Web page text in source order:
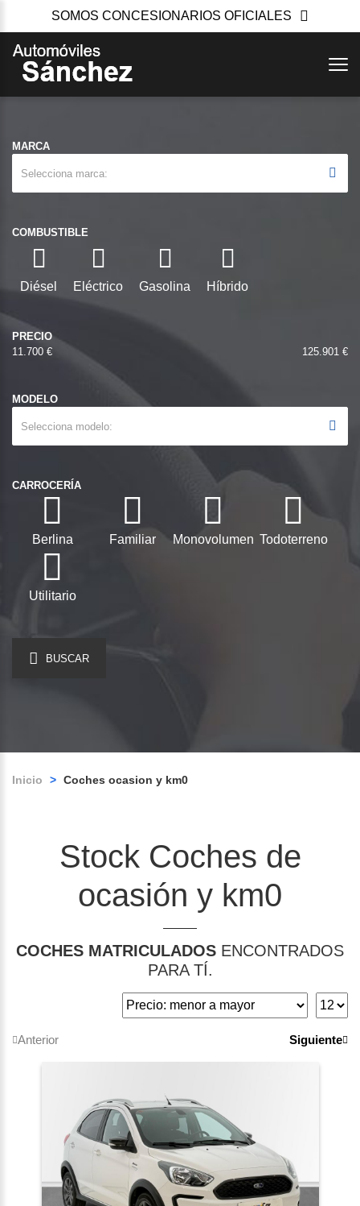
SOMOS CONCESIONARIOS OFICIALES
MARCA
Selecciona marca
COMBUSTIBLE
Diésel Eléctrico Gasolina Híbrido
PRECIO
11.700 €
125.901 €
MODELO
Selecciona modelo
CARROCERÍA
Berlina Familiar Monovolumen Todoterreno
Utilitario
BUSCAR
Inicio > Coches ocasion y km0
Stock Coches de
ocasión y km0
COCHES MATRICULADOS ENCONTRADOS
PARA TÍ.
Anterior Siguiente